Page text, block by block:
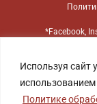
Используя сайт
Политике
*Facebook,